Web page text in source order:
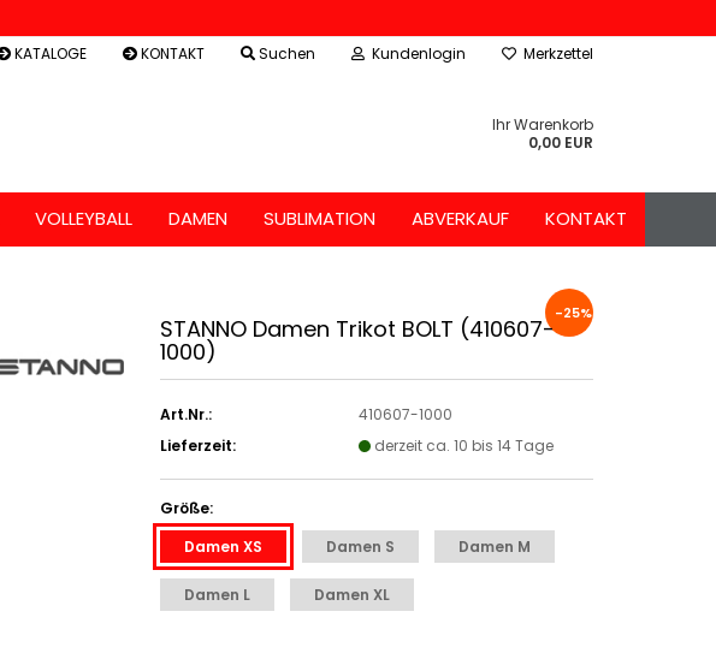
KATALOGE KONTAKT Suchen Kundenlogin
Merkzettel
Ihr Warenkorb
0,00 EUR
VOLLEYBALL DAMEN SUBLIMATION ABVERKAUF KONTAKT
-25%
STANNO Damen Trikot BOLT (410607-
1000)
Art.Nr.:
410607-1000
Lieferzeit:
derzeit ca. 10 bis 14 Tage
Größe:
Damen XS
Damen S Damen M
Damen L Damen XL